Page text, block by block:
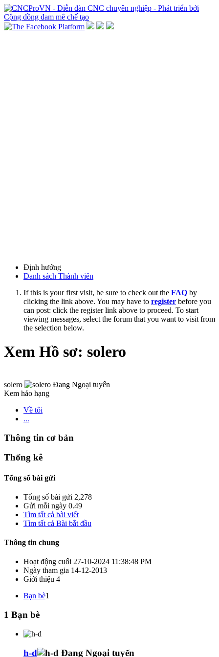
Định hướng
Danh sách Thành viên
If this is your first visit, be sure to check out the FAQ by
clicking the link above. You may have to register before you
can post: click the register link above to proceed. To start
viewing messages, select the forum that you want to visit from
the selection below.
Xem Hồ sơ: solero
solero
Kem hảo hạng
Về tôi
...
Thông tin cơ bản
Thống kê
Tổng số bài gửi
Tổng số bài gửi 2,278
Gửi mỗi ngày 0.49
Tìm tất cả bài viết
Tìm tất cả Bài bắt đầu
Thông tin chung
Hoạt động cuối 27-10-2024 11:38:48 PM
Ngày tham gia 14-12-2013
Giới thiệu 4
Bạn bè1
1 Bạn bè
h-d